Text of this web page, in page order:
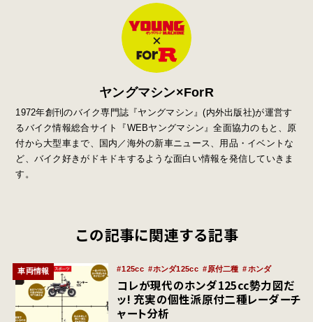
ヤングマシン×ForR
1972年創刊のバイク専門誌『ヤングマシン』(内外出版社)が運営す
るバイク情報総合サイト『WEBヤングマシン』全面協力のもと、原
付から大型車まで、国内／海外の新車ニュース、用品・イベントな
ど、バイク好きがドキドキするような面白い情報を発信していきま
す。
この記事に関連する記事
車両情報 125cc ホンダ125cc 原付二種 ホンダ
コレが現代のホンダ125cc勢力図だ
ッ! 充実の個性派原付二種レーダーチ
ャート分析